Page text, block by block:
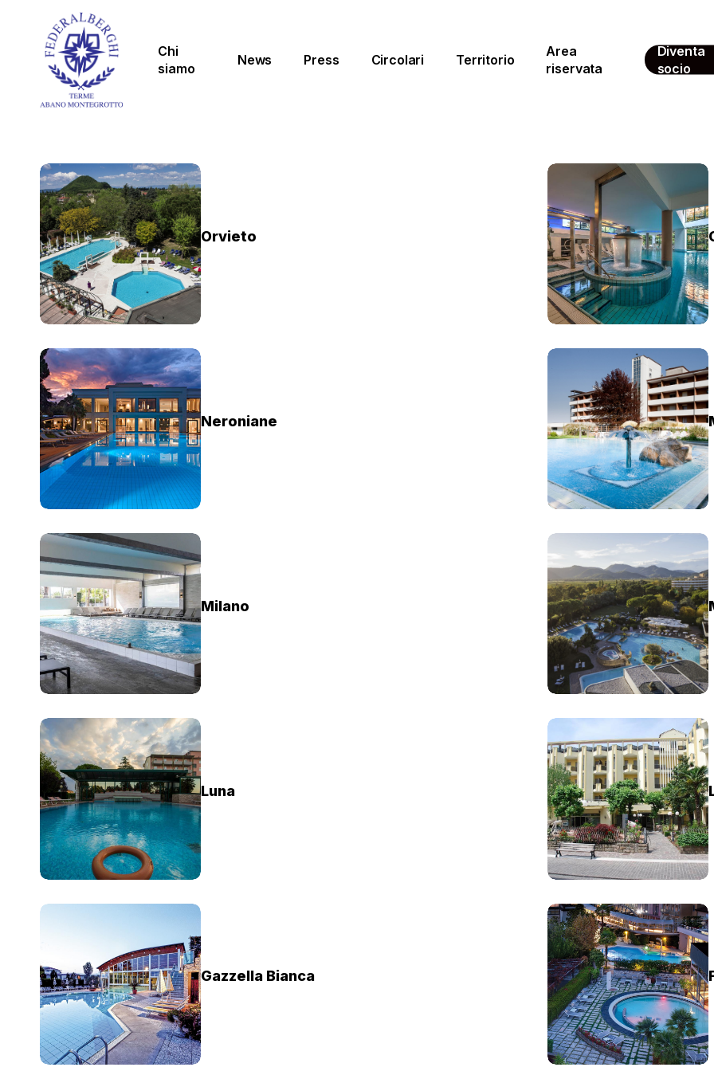
Chi
siamo
News Press Circolari Territorio
Area
riservata
Diventa
socio
Orvieto
Neroniane
Milano
Luna
Gazzella Bianca